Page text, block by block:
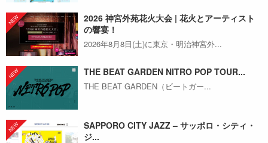
2026 神宮外苑花火大会 | 花火とアーティスト
の響宴！
2026年8月8日(土)に東京・明治神宮外...
THE BEAT GARDEN NITRO POP TOUR...
THE BEAT GARDEN（ビートガー...
SAPPORO CITY JAZZ – サッポロ・シティ・
ジ...